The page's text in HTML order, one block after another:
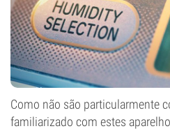
Como não são particularmente
familiarizado com estes